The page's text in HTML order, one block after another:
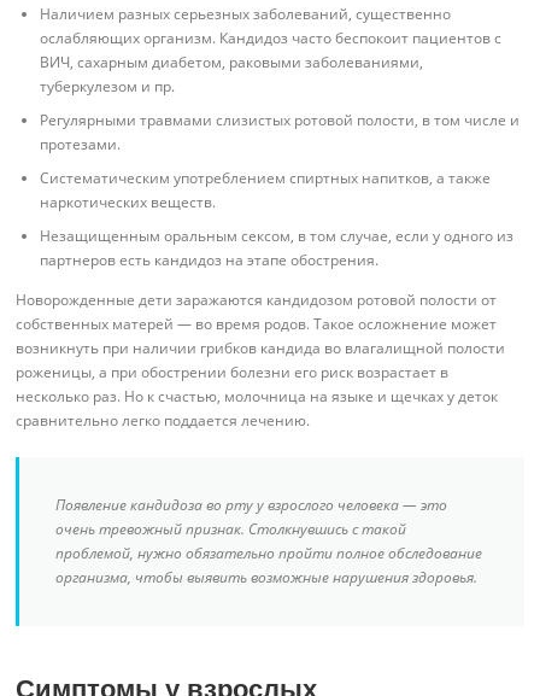
Наличием разных серьезных заболеваний, существенно
ослабляющих организм. Кандидоз часто беспокоит пациентов с
ВИЧ, сахарным диабетом, раковыми заболеваниями,
туберкулезом и пр.
Регулярными травмами слизистых ротовой полости, в том числе и
протезами.
Систематическим употреблением спиртных напитков, а также
наркотических веществ.
Незащищенным оральным сексом, в том случае, если у одного из
партнеров есть кандидоз на этапе обострения.
Новорожденные дети заражаются кандидозом ротовой полости от
собственных матерей — во время родов. Такое осложнение может
возникнуть при наличии грибков кандида во влагалищной полости
роженицы, а при обострении болезни его риск возрастает в
несколько раз. Но к счастью, молочница на языке и щечках у деток
сравнительно легко поддается лечению.
Появление кандидоза во рту у взрослого человека — это
очень тревожный признак. Столкнувшись с такой
проблемой, нужно обязательно пройти полное обследование
организма, чтобы выявить возможные нарушения здоровья.
Симптомы у взрослых